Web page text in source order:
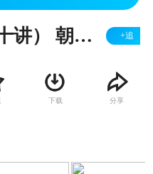
中世纪的世界（第十讲） 朝鲜简史 日本简史（上） +追
下载 分享